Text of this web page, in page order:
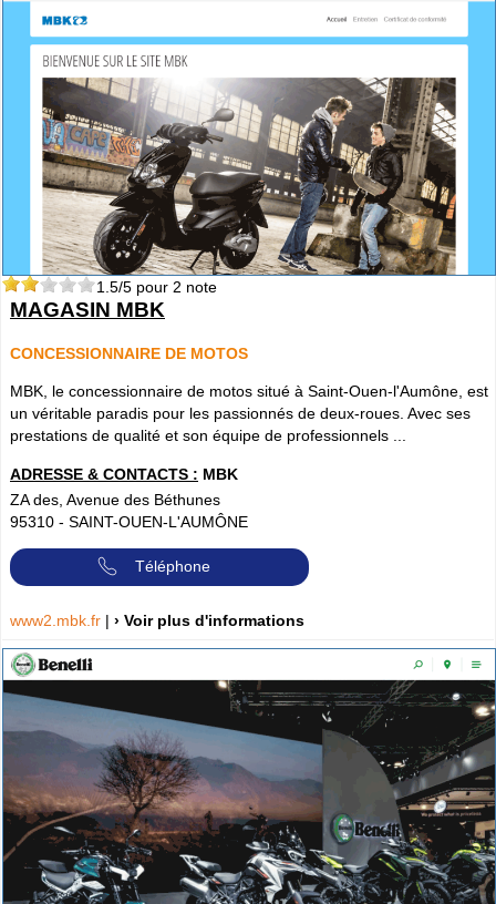
1.5/5 pour 2 note
MAGASIN MBK
CONCESSIONNAIRE DE MOTOS
MBK, le concessionnaire de motos situé à Saint-Ouen-l'Aumône, est
un véritable paradis pour les passionnés de deux-roues. Avec ses
prestations de qualité et son équipe de professionnels ...
ADRESSE & CONTACTS : MBK
ZA des, Avenue des Béthunes
95310 - SAINT-OUEN-L'AUMÔNE
Téléphone
www2.mbk.fr | › Voir plus d'informations